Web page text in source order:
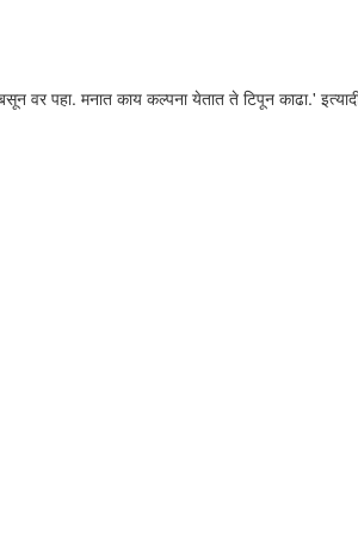
वर पहा. मनात काय कल्पना येतात ते टिपून काढा.'